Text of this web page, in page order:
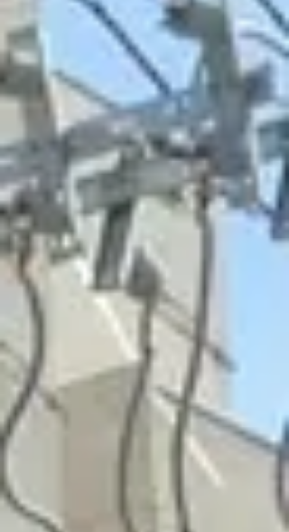
conseguir um minuto de descanso ou
diversão. Nosso contato no território
ocupado, Jorge*, contou hoje que a situação
é quase pior do que antes da mentira do
cessar-fogo. “É pior porque IsraeI continua